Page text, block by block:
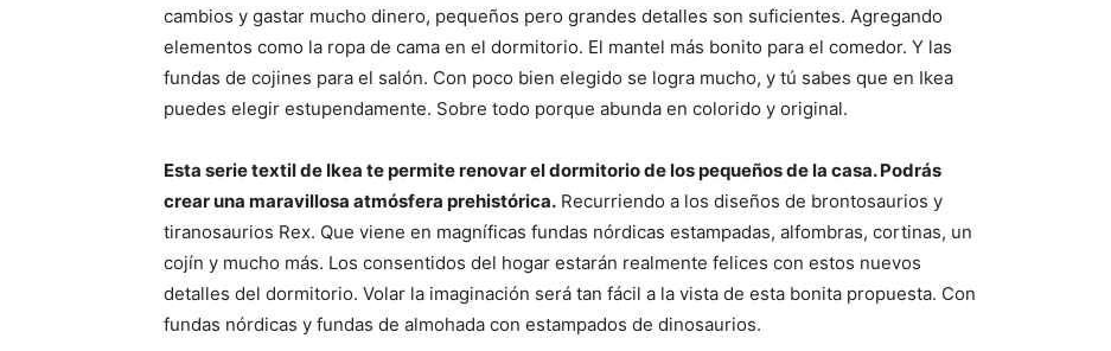
cambios y gastar mucho dinero, pequeños pero grandes detalles son suficientes. Agregando
elementos como la ropa de cama en el dormitorio. El mantel más bonito para el comedor. Y las
fundas de cojines para el salón. Con poco bien elegido se logra mucho, y tú sabes que en Ikea
puedes elegir estupendamente. Sobre todo porque abunda en colorido y original.
Esta serie textil de Ikea te permite renovar el dormitorio de los pequeños de la casa. Podrás
crear una maravillosa atmósfera prehistórica. Recurriendo a los diseños de brontosaurios y
tiranosaurios Rex. Que viene en magníficas fundas nórdicas estampadas, alfombras, cortinas, un
cojín y mucho más. Los consentidos del hogar estarán realmente felices con estos nuevos
detalles del dormitorio. Volar la imaginación será tan fácil a la vista de esta bonita propuesta. Con
fundas nórdicas y fundas de almohada con estampados de dinosaurios.